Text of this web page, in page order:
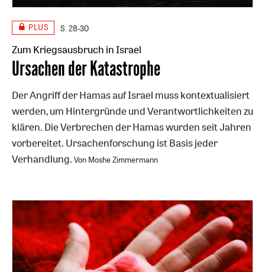
PLUS S. 28-30
Zum Kriegsausbruch in Israel
:
Ursachen der Katastrophe
Der Angriff der Hamas auf Israel muss kontextualisiert
werden, um Hintergründe und Verantwortlichkeiten zu
klären. Die Verbrechen der Hamas wurden seit Jahren
vorbereitet. Ursachenforschung ist Basis jeder
Verhandlung. Von Moshe Zimmermann